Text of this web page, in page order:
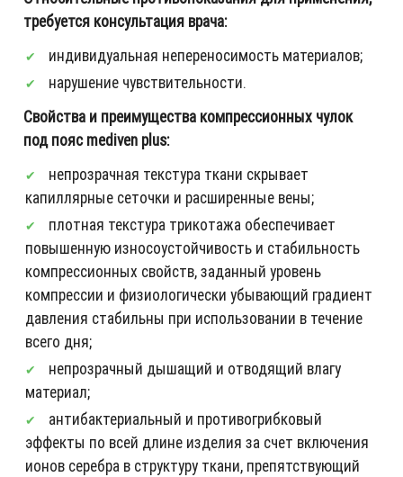
требуется консультация врача:
индивидуальная непереносимость материалов;
нарушение чувствительности.
Свойства и преимущества компрессионных чулок
под пояс mediven plus:
непрозрачная текстура ткани скрывает
капиллярные сеточки и расширенные вены;
плотная текстура трикотажа обеспечивает
повышенную износоустойчивость и стабильность
компрессионных свойств, заданный уровень
компрессии и физиологически убывающий градиент
давления стабильны при использовании в течение
всего дня;
непрозрачный дышащий и отводящий влагу
материал;
антибактериальный и противогрибковый
эффекты по всей длине изделия за счет включения
ионов серебра в структуру ткани, препятствующий